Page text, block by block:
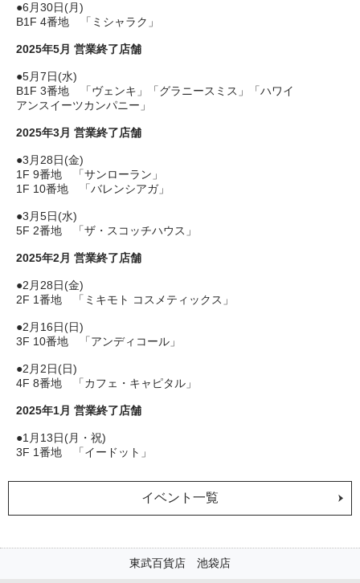
●6月30日(月)
B1F 4番地 「ミシャラク」
2025年5月 営業終了店舗
●5月7日(水)
B1F 3番地 「ヴェンキ」「グラニースミス」「ハワイ
アンスイーツカンパニー」
2025年3月 営業終了店舗
●3月28日(金)
1F 9番地 「サンローラン」
1F 10番地 「バレンシアガ」
●3月5日(水)
5F 2番地 「ザ・スコッチハウス」
2025年2月 営業終了店舗
●2月28日(金)
2F 1番地 「ミキモト コスメティックス」
●2月16日(日)
3F 10番地 「アンディコール」
●2月2日(日)
4F 8番地 「カフェ・キャピタル」
2025年1月 営業終了店舗
●1月13日(月・祝)
3F 1番地 「イードット」
イベント一覧
東武百貨店 池袋店